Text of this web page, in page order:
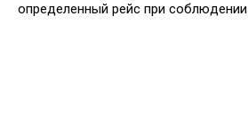
определенный рейс при